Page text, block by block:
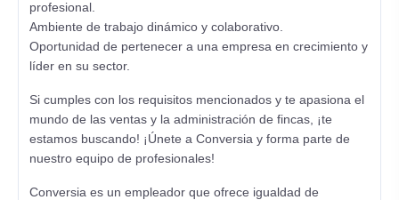
profesional.
Ambiente de trabajo dinámico y colaborativo.
Oportunidad de pertenecer a una empresa en crecimiento y
líder en su sector.
Si cumples con los requisitos mencionados y te apasiona el
mundo de las ventas y la administración de fincas, ¡te
estamos buscando! ¡Únete a Conversia y forma parte de
nuestro equipo de profesionales!
Conversia es un empleador que ofrece igualdad de